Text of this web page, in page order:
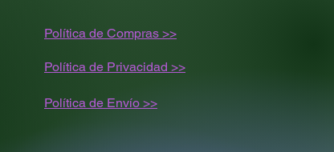
Política de Compras >>
Política de Privacidad >>
Política de Envío >>